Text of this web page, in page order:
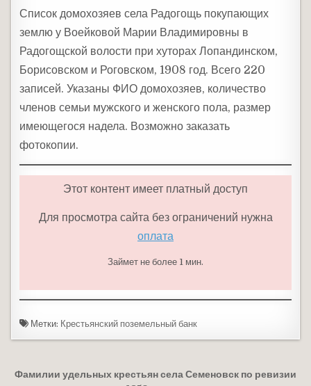
Список домохозяев села Радогощь покупающих
землю у Воейковой Марии Владимировны в
Радогощской волости при хуторах Лопандинском,
Борисовском и Роговском, 1908 год. Всего 220
записей. Указаны ФИО домохозяев, количество
членов семьи мужского и женского пола, размер
имеющегося надела. Возможно заказать
фотокопии.
Этот контент имеет платный доступ
Для просмотра сайта без ограничений нужна
оплата
Займет не более 1 мин.
Метки: Крестьянский поземельный банк
Навигация по записям
Фамилии удельных крестьян села Семеновск по ревизии